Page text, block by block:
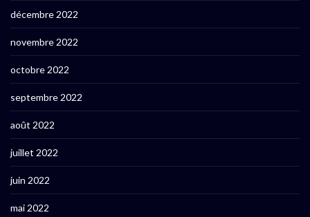
décembre 2022
novembre 2022
octobre 2022
septembre 2022
août 2022
juillet 2022
juin 2022
mai 2022